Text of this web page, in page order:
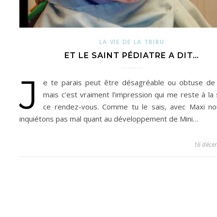
LA VIE DE LA TRIBU
ET LE SAINT PÉDIATRE A DIT…
J
e te parais peut être désagréable ou obtuse de
mais c’est vraiment l’impression qui me reste à
ce rendez-vous. Comme tu le sais, avec Maxi
inquiétons pas mal quant au développement de Mini…
16